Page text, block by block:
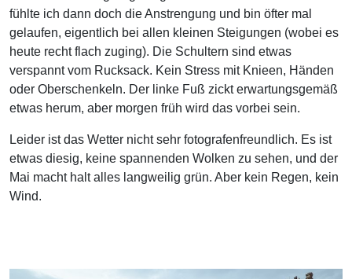
fühlte ich dann doch die Anstrengung und bin öfter mal
gelaufen, eigentlich bei allen kleinen Steigungen (wobei es
heute recht flach zuging). Die Schultern sind etwas
verspannt vom Rucksack. Kein Stress mit Knieen, Händen
oder Oberschenkeln. Der linke Fuß zickt erwartungsgemäß
etwas herum, aber morgen früh wird das vorbei sein.
Leider ist das Wetter nicht sehr fotografenfreundlich. Es ist
etwas diesig, keine spannenden Wolken zu sehen, und der
Mai macht halt alles langweilig grün. Aber kein Regen, kein
Wind.